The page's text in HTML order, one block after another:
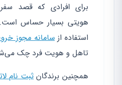
برای افرادی که قصد سفر
هویتی بسیار حساس است.
استفاده ازسامانه مجوز
تاهل و هویت فرد چک
همچنین برندگانثبت نام